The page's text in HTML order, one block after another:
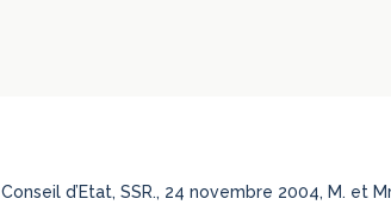
Conseil d’Etat, SSR., 24 novembre 2004, M. et